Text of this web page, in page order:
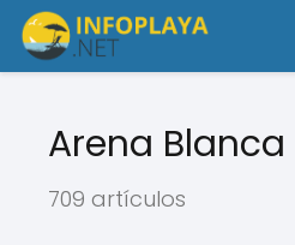
Arena Blanca
709 artículos